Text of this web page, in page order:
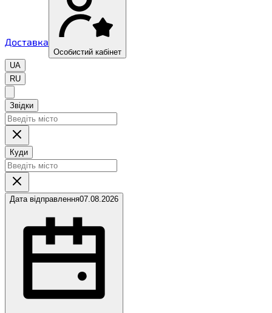
Доставка
Особистий кабінет
UA
RU
Звідки
Куди
Дата відправлення07.08.2026